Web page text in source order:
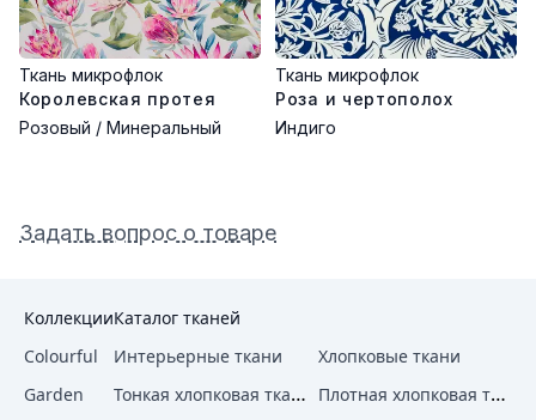
Ткань микрофлок
Королевская протея
Розовый / Минеральный
Ткань микрофлок
Роза и чертополох
Индиго
Задать вопрос о товаре
Коллекции
Colourful
Garden
Каталог тканей
Интерьерные ткани
Хлопковые ткани
Тонкая хлопковая ткань Плотная хлопковая ткань